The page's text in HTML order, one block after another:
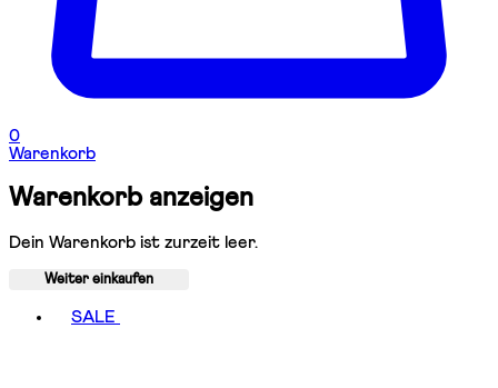
0
Warenkorb
Warenkorb anzeigen
Dein Warenkorb ist zurzeit leer.
Weiter einkaufen
SALE